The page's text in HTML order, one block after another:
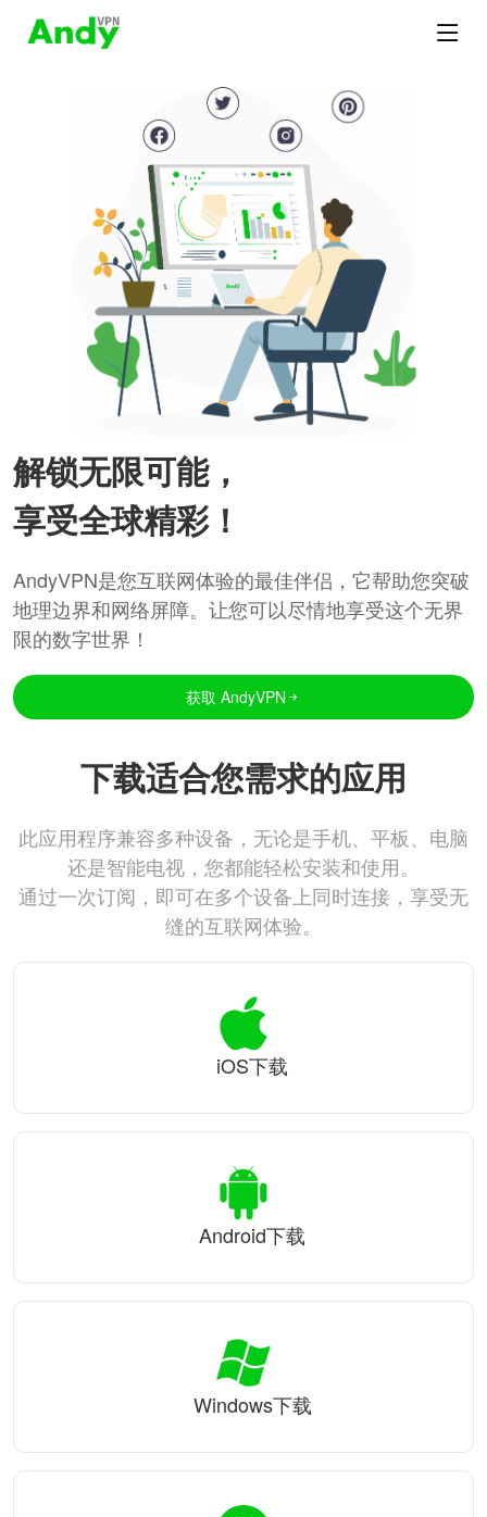
解锁无限可能，
享受全球精彩！
AndyVPN是您互联网体验的最佳伴侣，它帮助您突破
地理边界和网络屏障。让您可以尽情地享受这个无界
限的数字世界！
获取 AndyVPN
下载适合您需求的应用
此应用程序兼容多种设备，无论是手机、平板、电脑
还是智能电视，您都能轻松安装和使用。
通过一次订阅，即可在多个设备上同时连接，享受无
缝的互联网体验。
iOS下载
Android下载
Windows下载